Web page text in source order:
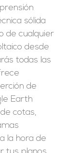
sólida
de cualquier
desde
todas las
de
Earth
cotas,
la hora de